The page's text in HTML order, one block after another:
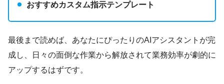
おすすめカスタム指示テンプレート
最後まで読めば、あなたにぴったりのAIアシスタントが完
成し、日々の面倒な作業から解放されて業務効率が劇的に
アップするはずです。